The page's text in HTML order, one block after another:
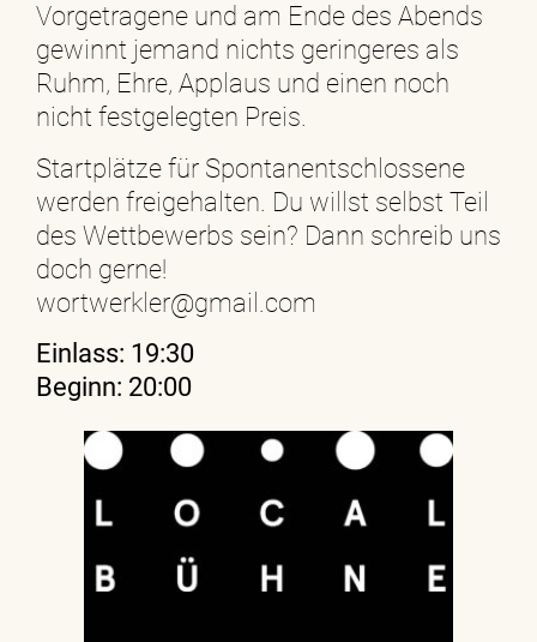
Vorgetragene und am Ende des Abends
gewinnt jemand nichts geringeres als
Ruhm, Ehre, Applaus und einen noch
nicht festgelegten Preis.
Startplätze für Spontanentschlossene
werden freigehalten. Du willst selbst Teil
des Wettbewerbs sein? Dann schreib uns
doch gerne!
wortwerkler@gmail.com
Einlass: 19:30
Beginn: 20:00